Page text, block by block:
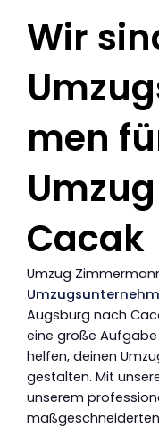
Wir
men
Cacak
Umzug
Augsburg nach
eine große
helfen, deinen
gestalten. Mit
unserem